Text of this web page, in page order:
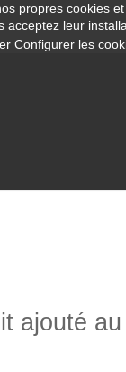
propres cookies
acceptez leur
Configurer les
ajouté